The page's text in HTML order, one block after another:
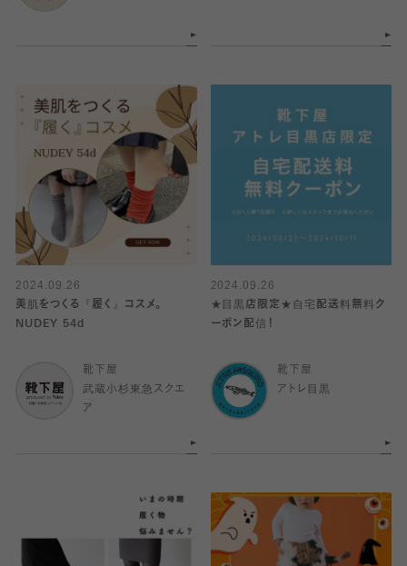
2024.09.26
美肌をつくる『履く』コスメ。
NUDEY 54d
靴下屋
武蔵小杉東急スクエ
ア
2024.09.26
★目黒店限定★自宅配送料無料ク
ーポン配信！
靴下屋
アトレ目黒